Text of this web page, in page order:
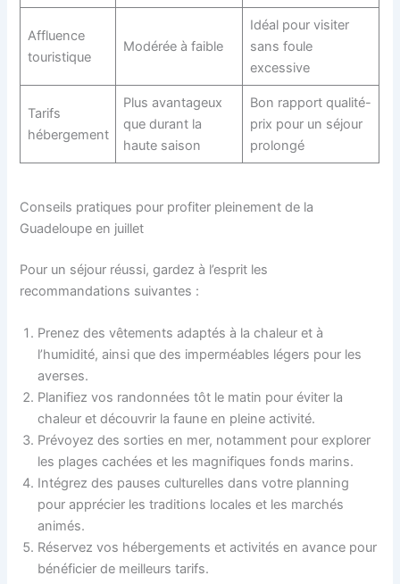
Affluence
touristique
Modérée à faible
Idéal pour visiter
sans foule
excessive
Tarifs
hébergement
Plus avantageux
que durant la
haute saison
Bon rapport qualité-
prix pour un séjour
prolongé
Conseils pratiques pour profiter pleinement de la
Guadeloupe en juillet
Pour un séjour réussi, gardez à l’esprit les
recommandations suivantes :
Prenez des vêtements adaptés à la chaleur et à
l’humidité, ainsi que des imperméables légers pour les
averses.
Planifiez vos randonnées tôt le matin pour éviter la
chaleur et découvrir la faune en pleine activité.
Prévoyez des sorties en mer, notamment pour explorer
les plages cachées et les magnifiques fonds marins.
Intégrez des pauses culturelles dans votre planning
pour apprécier les traditions locales et les marchés
animés.
Réservez vos hébergements et activités en avance pour
bénéficier de meilleurs tarifs.